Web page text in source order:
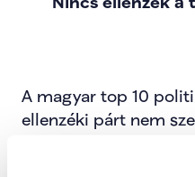
A magyar top 10
ellenzéki párt nem
médiumok uralják.